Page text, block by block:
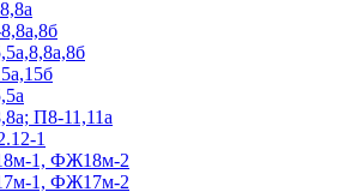
П8-11,11а
1
1, ФЖ18м-2
1, ФЖ17м-2